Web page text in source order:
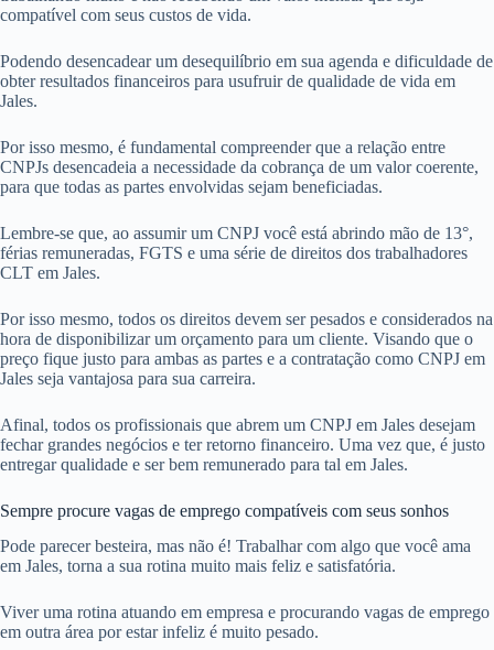
compatível com seus custos de vida.
Podendo desencadear um desequilíbrio em sua agenda e dificuldade de
obter resultados financeiros para usufruir de qualidade de vida em
Jales.
Por isso mesmo, é fundamental compreender que a relação entre
CNPJs desencadeia a necessidade da cobrança de um valor coerente,
para que todas as partes envolvidas sejam beneficiadas.
Lembre-se que, ao assumir um CNPJ você está abrindo mão de 13°,
férias remuneradas, FGTS e uma série de direitos dos trabalhadores
CLT em Jales.
Por isso mesmo, todos os direitos devem ser pesados e considerados na
hora de disponibilizar um orçamento para um cliente. Visando que o
preço fique justo para ambas as partes e a contratação como CNPJ em
Jales seja vantajosa para sua carreira.
Afinal, todos os profissionais que abrem um CNPJ em Jales desejam
fechar grandes negócios e ter retorno financeiro. Uma vez que, é justo
entregar qualidade e ser bem remunerado para tal em Jales.
Sempre procure vagas de emprego compatíveis com seus sonhos
Pode parecer besteira, mas não é! Trabalhar com algo que você ama
em Jales, torna a sua rotina muito mais feliz e satisfatória.
Viver uma rotina atuando em empresa e procurando vagas de emprego
em outra área por estar infeliz é muito pesado.